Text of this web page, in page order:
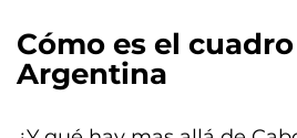
Cómo es el
Argentina